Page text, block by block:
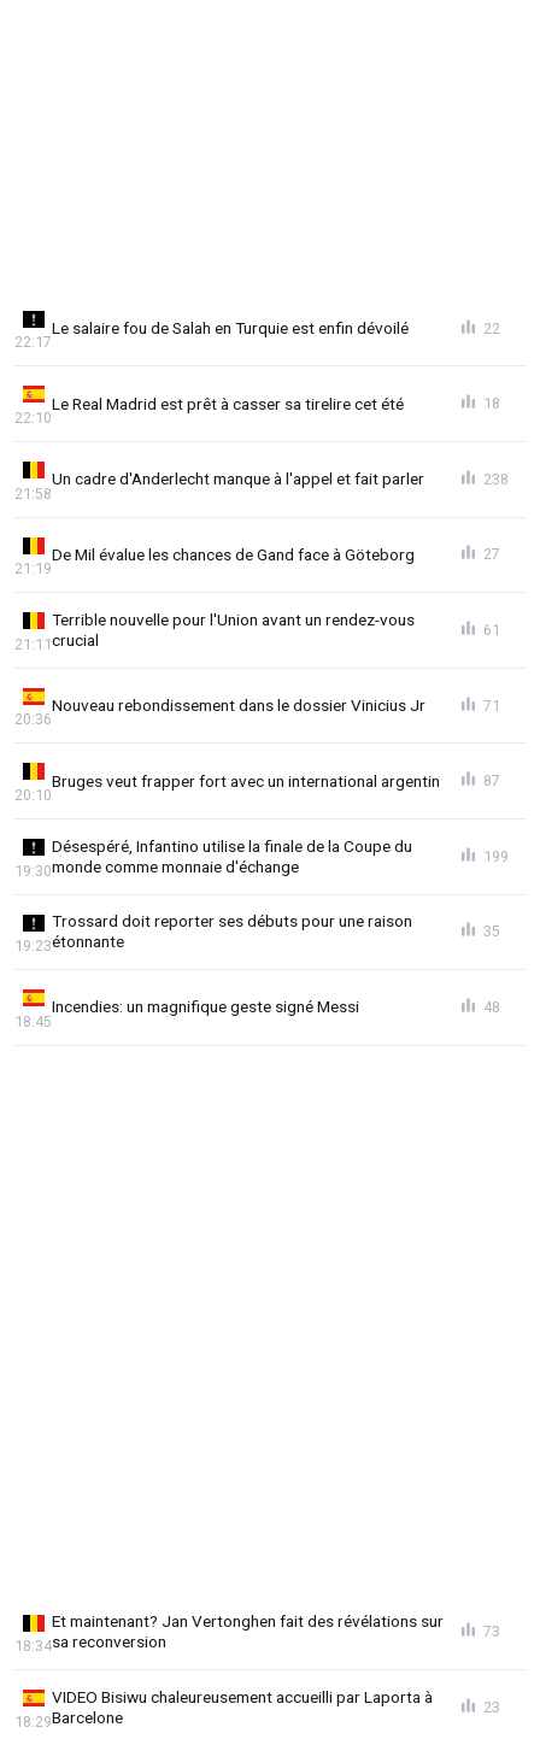
Le salaire fou de Salah en Turquie est enfin dévoilé
22:17
22
Le Real Madrid est prêt à casser sa tirelire cet été
22:10
18
Un cadre d'Anderlecht manque à l'appel et fait parler
21:58
238
De Mil évalue les chances de Gand face à Göteborg
21:19
27
Terrible nouvelle pour l'Union avant un rendez-vous
crucial
21:11
61
Nouveau rebondissement dans le dossier Vinicius Jr
20:36
71
Bruges veut frapper fort avec un international argentin
20:10
87
Désespéré, Infantino utilise la finale de la Coupe du
monde comme monnaie d'échange
19:30
199
Trossard doit reporter ses débuts pour une raison
étonnante
19:23
35
Incendies: un magnifique geste signé Messi
18:45
48
Et maintenant? Jan Vertonghen fait des révélations sur
sa reconversion
18:34
73
VIDEO Bisiwu chaleureusement accueilli par Laporta à
Barcelone
18:29
23